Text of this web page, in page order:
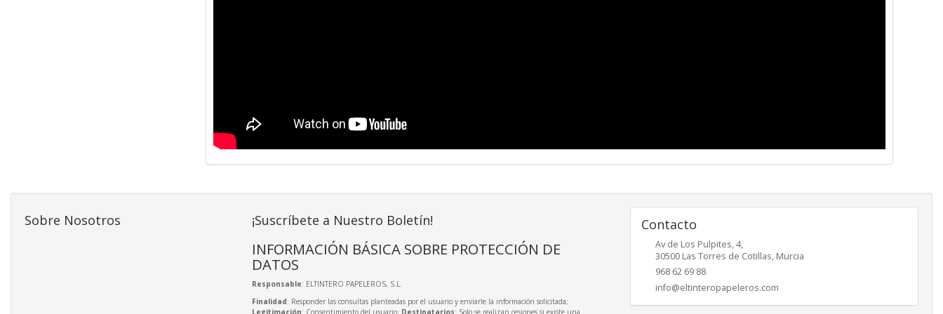
Sobre Nosotros ¡Suscríbete a Nuestro Boletín!
INFORMACIÓN BÁSICA SOBRE PROTECCIÓN DE
DATOS
Responsable: ELTINTERO PAPELEROS, S.L.
Finalidad: Responder las consultas planteadas por el usuario y enviarle la información solicitada;
Legitimación: Consentimiento del usuario; Destinatarios: Solo se realizan cesiones si existe una
Contacto
Av de Los Pulpites, 4,
30500 Las Torres de Cotillas, Murcia
968 62 69 88
info@eltinteropapeleros.com